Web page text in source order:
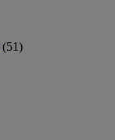
(51)